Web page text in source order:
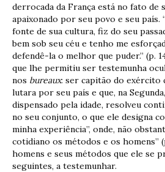
derrocada da França está no fato de
apaixonado por seu povo e seu país.
fonte de sua cultura, fiz do seu
bem sob seu céu e tenho me
defendê-la o melhor que puder.” (p.
que lhe permitiu ser testemunha
nos bureaux: ser capitão do exército
lutara por seu país e que, na
dispensado pela idade, resolveu
no seu conjunto, o que ele designa
minha experiência”, onde, não
cotidiano os métodos e os homens”
homens e seus métodos que ele se
seguintes, a testemunhar.